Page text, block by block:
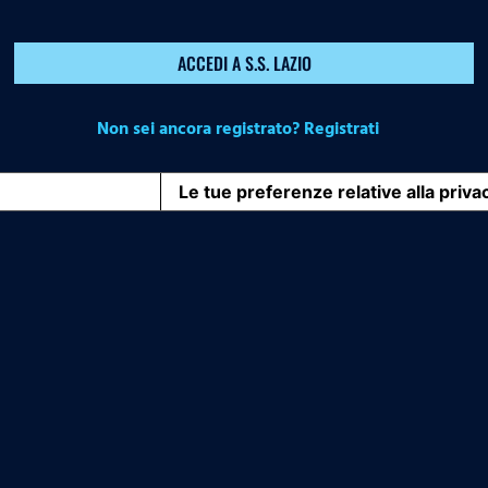
ACCEDI A S.S. LAZIO
Non sei ancora registrato? Registrati
Le tue preferenze relative alla